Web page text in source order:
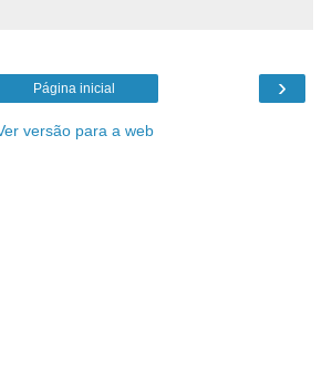
›
Página inicial
versão para a web